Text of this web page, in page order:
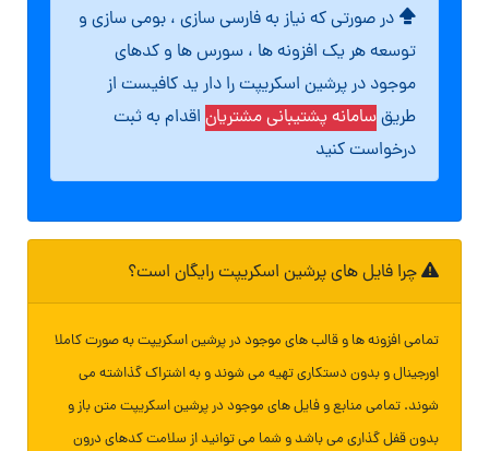
در صورتی که نیاز به فارسی سازی ، بومی سازی و
توسعه هر یک افزونه ها ، سورس ها و کدهای
موجود در پرشین اسکریپت را دار ید کافیست از
طریقسامانه پشتیبانی مشتریان اقدام به ثبت
درخواست کنید
چرا فایل های پرشین اسکریپت رایگان است؟
تمامی افزونه ها و قالب های موجود در پرشین اسکریپت به صورت کاملا
اورجینال و بدون دستکاری تهیه می شوند و به اشتراک گذاشته می
شوند. تمامی منابع و فایل های موجود در پرشین اسکریپت متن باز و
بدون قفل گذاری می باشد و شما می توانید از سلامت کدهای درون